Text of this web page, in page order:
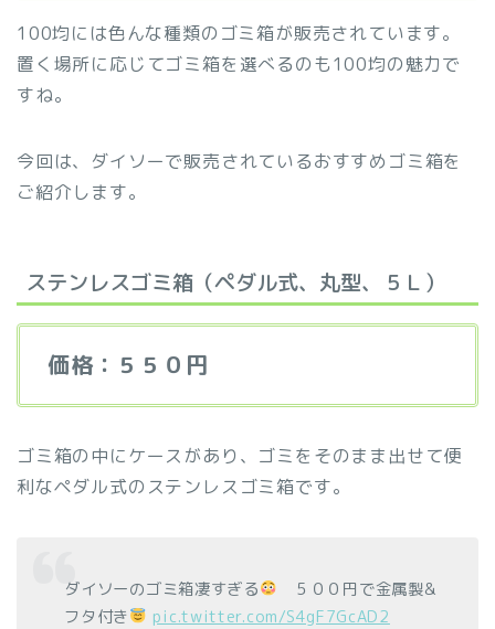
100均には色んな種類のゴミ箱が販売されています。
置く場所に応じてゴミ箱を選べるのも100均の魅力で
すね。
今回は、ダイソーで販売されているおすすめゴミ箱を
ご紹介します。
ステンレスゴミ箱（ペダル式、丸型、５Ｌ）
価格：５５０円
ゴミ箱の中にケースがあり、ゴミをそのまま出せて便
利なペダル式のステンレスゴミ箱です。
ダイソーのゴミ箱凄すぎる
５００円で金属製&
フタ付き
pic.twitter.com/S4gF7GcAD2